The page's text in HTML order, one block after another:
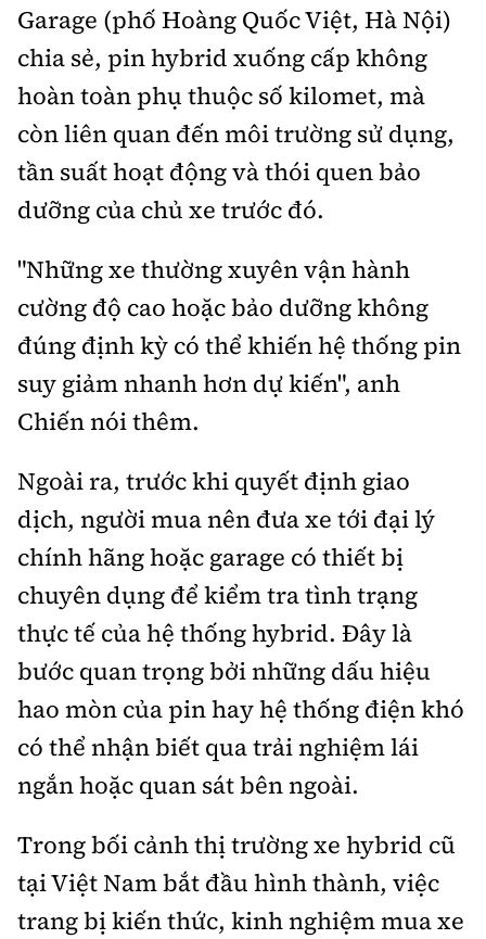
Garage (phố Hoàng Quốc Việt, Hà Nội)
chia sẻ, pin hybrid xuống cấp không
hoàn toàn phụ thuộc số kilomet, mà
còn liên quan đến môi trường sử dụng,
tần suất hoạt động và thói quen bảo
dưỡng của chủ xe trước đó.
"Những xe thường xuyên vận hành
cường độ cao hoặc bảo dưỡng không
đúng định kỳ có thể khiến hệ thống pin
suy giảm nhanh hơn dự kiến", anh
Chiến nói thêm.
Ngoài ra, trước khi quyết định giao
dịch, người mua nên đưa xe tới đại lý
chính hãng hoặc garage có thiết bị
chuyên dụng để kiểm tra tình trạng
thực tế của hệ thống hybrid. Đây là
bước quan trọng bởi những dấu hiệu
hao mòn của pin hay hệ thống điện khó
có thể nhận biết qua trải nghiệm lái
ngắn hoặc quan sát bên ngoài.
Trong bối cảnh thị trường xe hybrid cũ
tại Việt Nam bắt đầu hình thành, việc
trang bị kiến thức, kinh nghiệm mua xe